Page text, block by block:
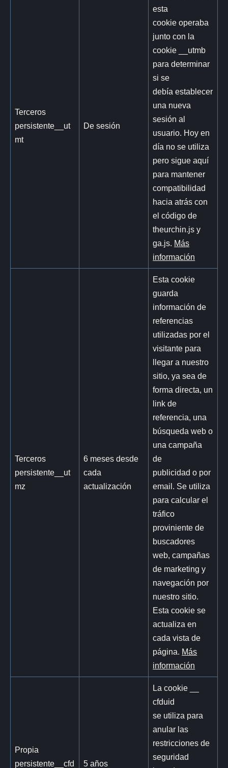
Terceros
persistente__ut
mt
De sesión
esta
cookie operaba
junto con la
cookie __utmb
para determinar
si se
debía establecer
una nueva
sesión al
usuario. Hoy en
día no se utiliza
pero sigue aquí
para mantener
compatibilidad
hacia atrás con
el código de
theurchin.js y
ga.js. Más
información
Terceros
persistente__ut
mz
6 meses desde
cada
actualización
Esta cookie
guarda
información de
referencias
utilizadas por el
visitante para
llegar a nuestro
sitio, ya sea de
forma directa, un
link de
referencia, una
búsqueda web o
una campaña
de
publicidad o por
email. Se utiliza
para calcular el
tráfico
proviniente de
buscadores
web, campañas
de marketing y
navegación por
nuestro sitio.
Esta cookie se
actualiza en
cada vista de
página. Más
información
Propia
persistente__cfd
5 años
La cookie __
cfduid
se utiliza para
anular las
restricciones de
seguridad